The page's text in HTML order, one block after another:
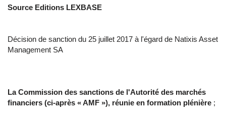
Source Editions LEXBASE
Décision de sanction du 25 juillet 2017 à l'égard de Natixis Asset
Management SA
La Commission des sanctions de l'Autorité des marchés
financiers (ci-après « AMF »), réunie en formation plénière ;